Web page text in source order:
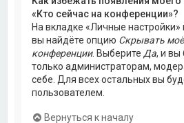
«Кто сейчас на конференции»?
На вкладке «Личные
вы найдёте опцию Скрывать
конференции. Выберите Да, и вы
только администраторам,
себе. Для всех остальных вы
пользователем.
Вернуться к началу